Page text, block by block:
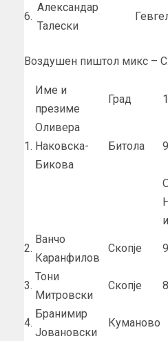
6.
Александар
Талески
Воздушен пиштол микс –
Име и
презиме
Град 1
1.
Оливера
Наковска-
Бикова
Битола
2.
Ванчо
Каранфилов
Скопје
3.
Тони
Митровски
Скопје
4.
Бранимир
Јовановски
Куманово